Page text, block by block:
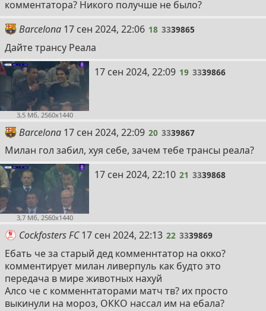
комментатора? Никого получше не было?
Barcelona 18
17 сен 2024, 22:06 18 3339865
Дайте трансу Реала
3,5 Мб, 2560x1440
19
17 сен 2024, 22:09 19 3339866
Barcelona 20
17 сен 2024, 22:09 20 3339867
Милан гол забил, хуя себе, зачем тебе трансы реала?
3,7 Мб, 2560x1440
21
17 сен 2024, 22:10 21 3339868
Cockfosters FC 22
17 сен 2024, 22:13 22 3339869
Ебать че за старый дед комменнтатор на окко?
комментирует милан ливерпуль как будто это
передача в мире животных нахуй
Алсо че с комменнтаторами матч тв? их просто
выкинули на мороз, ОККО нассал им на ебала?